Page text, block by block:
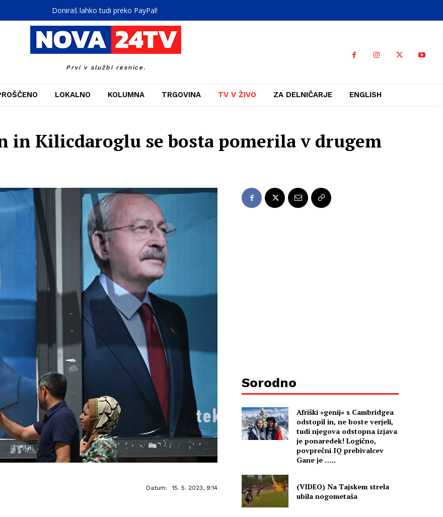
Doniraš lahko tudi preko PayPal!
Prvi v službi resnice.
LOKALNO KOLUMNA TRGOVINA TV V ŽIVO ZA DELNIČARJE ENGLISH
in Kilicdaroglu se bosta pomerila v drugem
Datum: 15. 5. 2023, 9:14
Sorodno
Afriški »genij« s Cambridgea
odstopil in, ne boste verjeli,
tudi njegova odstopna izjava
je ponaredek! Logično,
povprečni IQ prebivalcev
Gane je …..
(VIDEO) Na Tajskem strela
ubila nogometaša